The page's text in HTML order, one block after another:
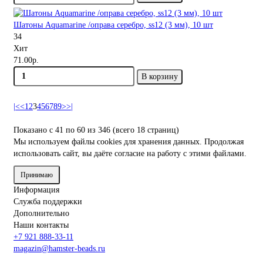
Шатоны Aquamarine /оправа серебро, ss12 (3 мм), 10 шт
34
Хит
71.00р.
В корзину
|<<1 23456789>>|
Показано с 41 по 60 из 346 (всего 18 страниц)
Мы используем файлы cookies для хранения данных. Продолжая
использовать сайт, вы даёте согласие на работу с этими файлами.
Принимаю
Информация
Служба поддержки
Дополнительно
Наши контакты
+7 921 888-33-11
magazin@hamster-beads.ru